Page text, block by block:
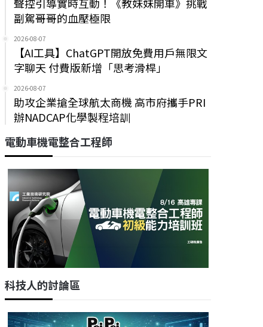
副駕哥哥的血壓極限
2026-08-07
【AI工具】ChatGPT開放免費用戶無限文
字聊天 付費版新增「思考滑桿」
2026-08-07
助攻企業搶全球航太商機 高市府攜手PRI
辦NADCAP化學製程培訓
電動車機電整合工程師
科技人的討論區